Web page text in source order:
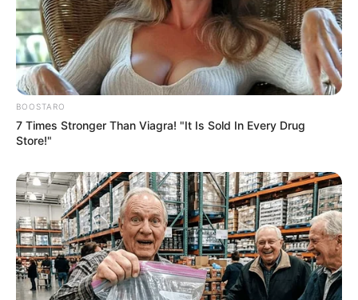
BOOSTARO
7 Times Stronger Than Viagra! "It Is Sold In Every Drug
Store!"